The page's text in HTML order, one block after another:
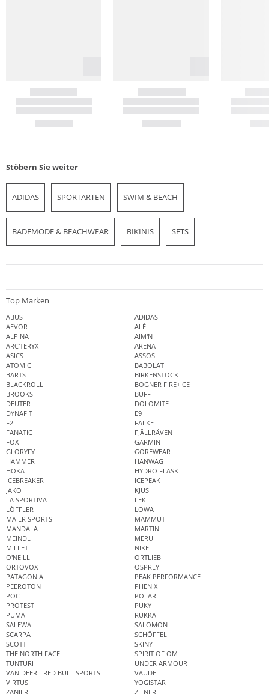
Stöbern Sie weiter
ADIDAS SPORTARTEN SWIM & BEACH
BADEMODE & BEACHWEAR BIKINIS SETS
Top Marken
ABUS
ADIDAS
AEVOR
ALÉ
ALPINA
AIM'N
ARC'TERYX
ARENA
ASICS
ASSOS
ATOMIC
BABOLAT
BARTS
BIRKENSTOCK
BLACKROLL
BOGNER FIRE+ICE
BROOKS
BUFF
DEUTER
DOLOMITE
DYNAFIT
E9
F2
FALKE
FANATIC
FJÄLLRÄVEN
FOX
GARMIN
GLORYFY
GOREWEAR
HAMMER
HANWAG
HOKA
HYDRO FLASK
ICEBREAKER
ICEPEAK
JAKO
KJUS
LA SPORTIVA
LEKI
LÖFFLER
LOWA
MAIER SPORTS
MAMMUT
MANDALA
MARTINI
MEINDL
MERU
MILLET
NIKE
O'NEILL
ORTLIEB
ORTOVOX
OSPREY
PATAGONIA
PEAK PERFORMANCE
PEEROTON
PHENIX
POC
POLAR
PROTEST
PUKY
PUMA
RUKKA
SALEWA
SALOMON
SCARPA
SCHÖFFEL
SCOTT
SKINY
THE NORTH FACE
SPIRIT OF OM
TUNTURI
UNDER ARMOUR
VAN DEER - RED BULL SPORTS
VAUDE
VIRTUS
YOGISTAR
ZANIER
ZIENER